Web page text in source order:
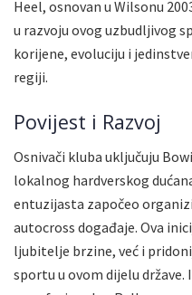
Heel, osnovan u Wilsonu
u razvoju ovog uzbudljivog
korijene, evoluciju i
regiji.
Povijest i Razvoj
Osnivači kluba uključuju
lokalnog hardverskog
entuzijasta započeo
autocross događaje. Ova
ljubitelje brzine, već i
sportu u ovom dijelu